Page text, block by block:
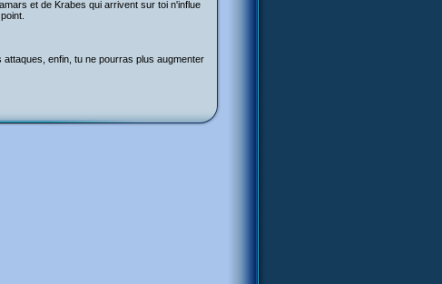
et de Krabes qui arrivent sur toi n'influe
enfin, tu ne pourras plus augmenter